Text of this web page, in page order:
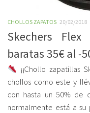
CHOLLOS ZAPATOS 20/02/2018
Skechers Flex
baratas 35€ al -
¡¡Chollo zapatillas
chollos como este y
con hasta un 50% de
normalmente está a su